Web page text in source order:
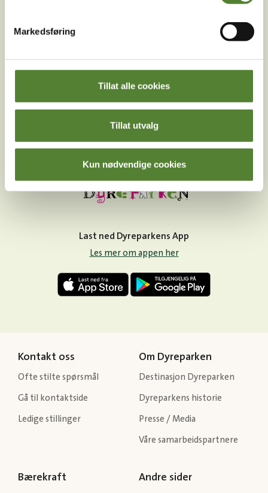
Markedsføring
Tillat alle cookies
Tillat utvalg
Kun nødvendige cookies
Instagram TikTok Snapchat
Youtube
Last ned Dyreparkens App
Les mer om appen her
Kontakt oss
Ofte stilte spørsmål
Gå til kontaktside
Ledige stillinger
Om Dyreparken
Destinasjon Dyreparken
Dyreparkens historie
Presse / Media
Våre samarbeidspartnere
Bærekraft Andre sider